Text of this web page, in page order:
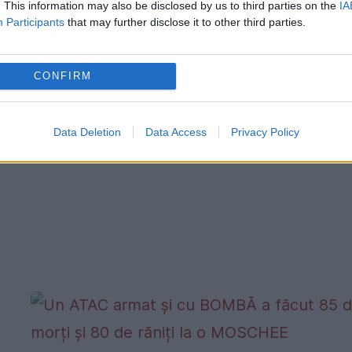
This information may also be disclosed by us to third parties on the
Participants that may further disclose it to other third parties.
CONFIRM
Data Deletion Data Access Privacy Policy
unui program prin care circa 38.000 de
migranţi aflaţi ilegal în această ţară vor
trebui să aleagă între expulzare şi
încarcerare. Vorbind la începutul...